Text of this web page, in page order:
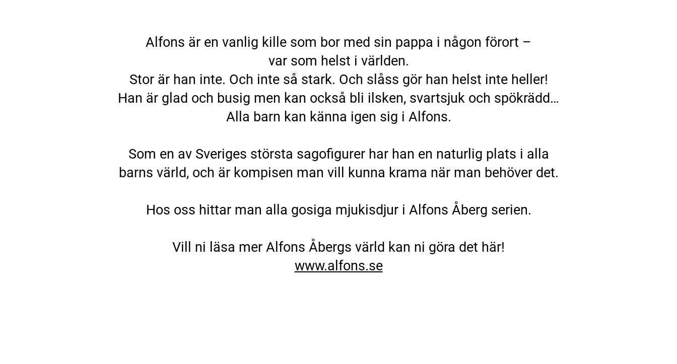
Alfons är en vanlig kille som bor med sin pappa i någon förort –
var som helst i världen.
Stor är han inte. Och inte så stark. Och slåss gör han helst inte heller!
Han är glad och busig men kan också bli ilsken, svartsjuk och spökrädd…
Alla barn kan känna igen sig i Alfons.
Som en av Sveriges största sagofigurer har han en naturlig plats i alla
barns värld, och är kompisen man vill kunna krama när man behöver det.
Hos oss hittar man alla gosiga mjukisdjur i Alfons Åberg serien.
Vill ni läsa mer Alfons Åbergs värld kan ni göra det här!
www.alfons.se